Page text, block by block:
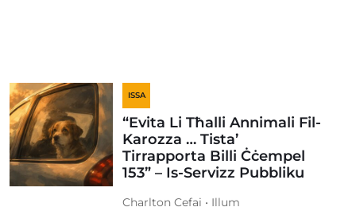
ISSA
“Evita Li Tħalli Annimali Fil-
Karozza … Tista’
Tirrapporta Billi Ċċempel
153” – Is-Servizz Pubbliku
Charlton Cefai • Illum